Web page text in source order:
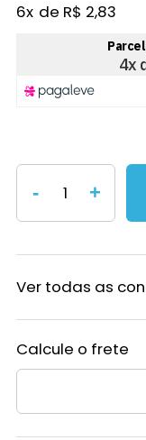
6x R$ 2,83
- +
Ver todas as